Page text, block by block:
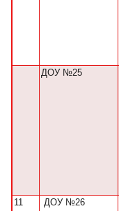
ДОУ №25
11 ДОУ №26